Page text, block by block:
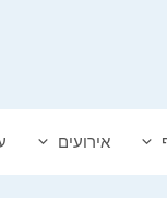
אירועים